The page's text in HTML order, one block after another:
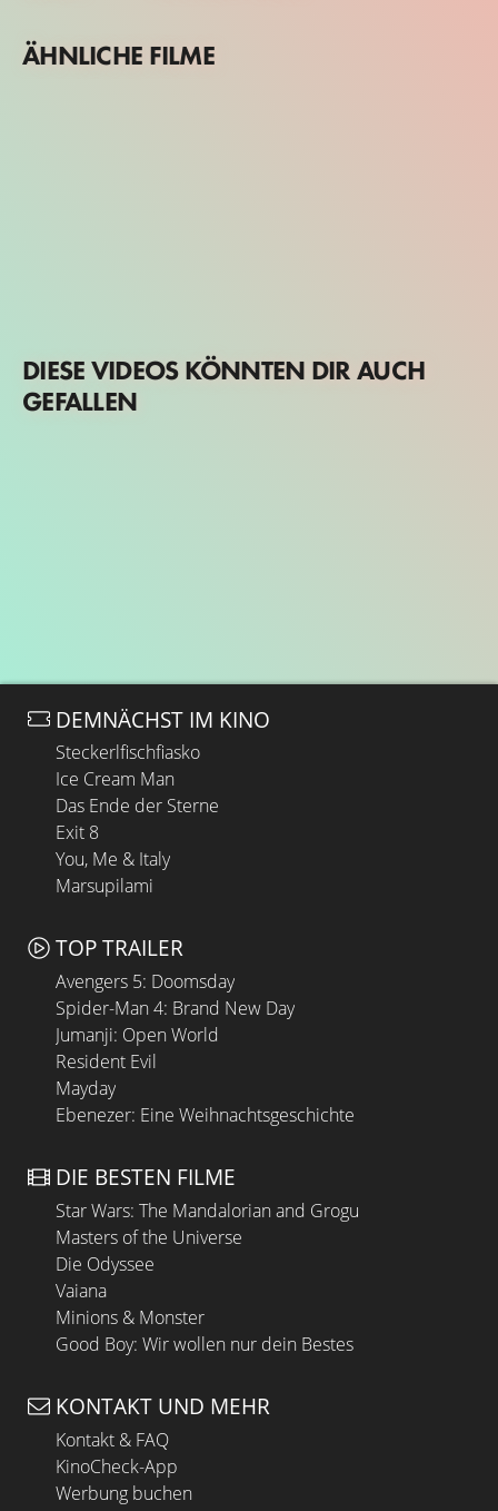
ÄHNLICHE FILME
DIESE VIDEOS KÖNNTEN DIR AUCH
GEFALLEN
DEMNÄCHST IM KINO
Steckerlfischfiasko
Ice Cream Man
Das Ende der Sterne
Exit 8
You, Me & Italy
Marsupilami
TOP TRAILER
Avengers 5: Doomsday
Spider-Man 4: Brand New Day
Jumanji: Open World
Resident Evil
Mayday
Ebenezer: Eine Weihnachtsgeschichte
DIE BESTEN FILME
Star Wars: The Mandalorian and Grogu
Masters of the Universe
Die Odyssee
Vaiana
Minions & Monster
Good Boy: Wir wollen nur dein Bestes
KONTAKT UND MEHR
Kontakt & FAQ
KinoCheck-App
Werbung buchen